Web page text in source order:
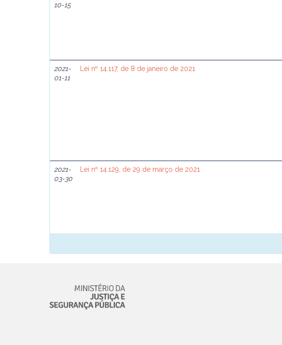
10-15
2021-
01-11
Lei nº 14.117, de 8 de janeiro de 2021
2021-
03-30
Lei nº 14.129, de 29 de março de 2021